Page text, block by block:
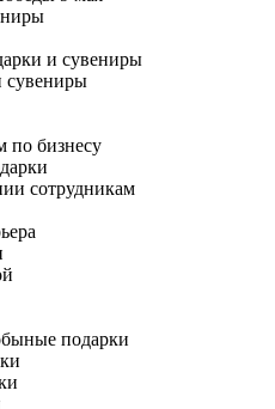
и сувениры
сувениры
по бизнесу
сотрудникам
подарки